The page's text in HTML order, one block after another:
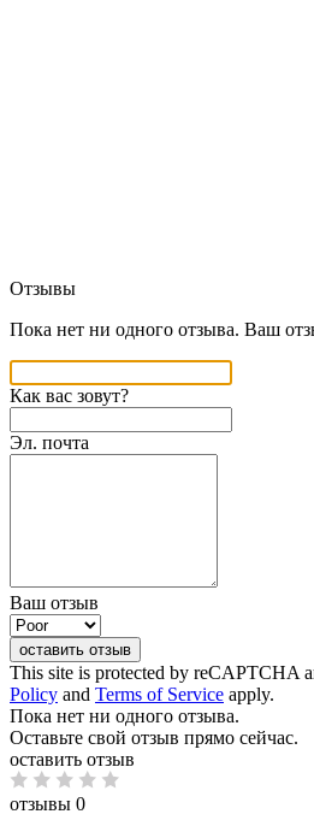
Отзывы
Пока нет ни одного отзыва. Ваш
Как вас зовут?
Эл. почта
Ваш отзыв
оставить отзыв
This site is protected by reCAPTCHA
Policy and Terms of Service apply.
Пока нет ни одного отзыва.
Оставьте свой отзыв прямо сейчас.
оставить отзыв
отзывы 0